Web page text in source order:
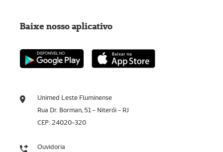
Unimed Leste Fluminense
Rua Dr. Borman, 51 - Niterói - RJ
CEP: 24020-320
Ouvidoria
Baixe nosso aplicativo